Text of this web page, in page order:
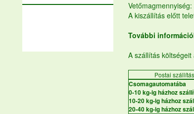
A kiszállítás előtt
További
A szállítás
Postai
Csomagautomatába
0-10 kg-ig házhoz
10-20 kg-ig házhoz
20-40 kg-ig házhoz